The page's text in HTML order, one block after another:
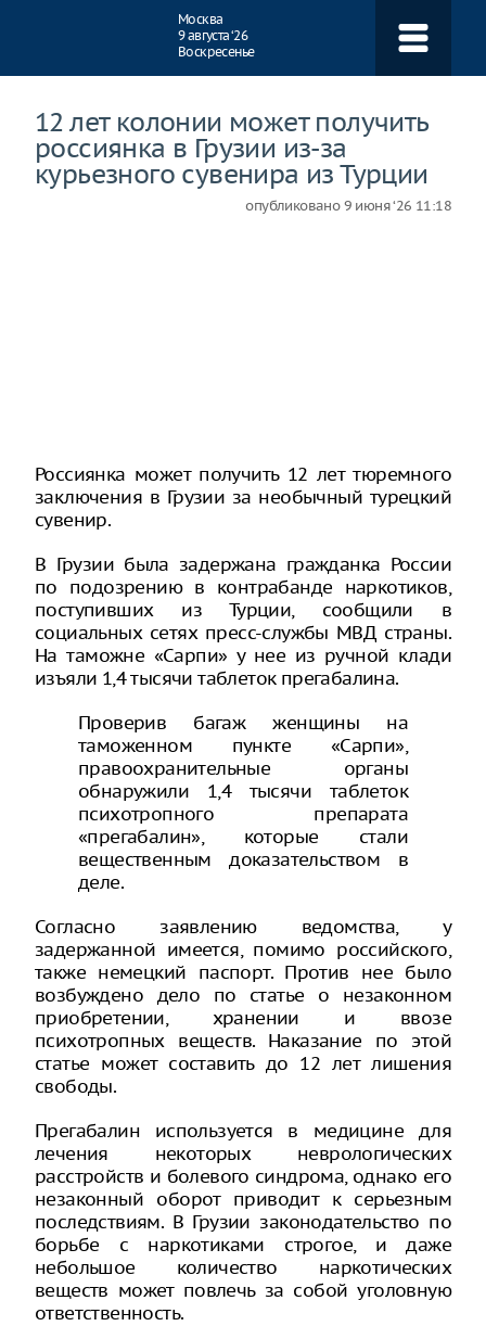
Москва
9 августа ‘26
Воскресенье
12 лет колонии может получить
россиянка в Грузии из-за
курьезного сувенира из Турции
опубликовано9 июня ‘26 11:18
Россиянка может получить 12 лет тюремного
заключения в Грузии за необычный турецкий
сувенир.
В Грузии была задержана гражданка России
по подозрению в контрабанде наркотиков,
поступивших из Турции, сообщили в
социальных сетях пресс-службы МВД страны.
На таможне «Сарпи» у нее из ручной клади
изъяли 1,4 тысячи таблеток прегабалина.
Проверив багаж женщины на
таможенном пункте «Сарпи»,
правоохранительные органы
обнаружили 1,4 тысячи таблеток
психотропного препарата
«прегабалин», которые стали
вещественным доказательством в
деле.
Согласно заявлению ведомства, у
задержанной имеется, помимо российского,
также немецкий паспорт. Против нее было
возбуждено дело по статье о незаконном
приобретении, хранении и ввозе
психотропных веществ. Наказание по этой
статье может составить до 12 лет лишения
свободы.
Прегабалин используется в медицине для
лечения некоторых неврологических
расстройств и болевого синдрома, однако его
незаконный оборот приводит к серьезным
последствиям. В Грузии законодательство по
борьбе с наркотиками строгое, и даже
небольшое количество наркотических
веществ может повлечь за собой уголовную
ответственность.